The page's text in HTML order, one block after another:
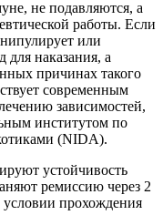
не подавляются, а
работы. Если
или
наказания, а
причинах такого
современным
зависимостей,
институтом по
(NIDA).
устойчивость
ремиссию через 2
прохождения